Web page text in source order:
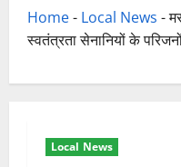
Home- Local News -
स्वतंत्रता सेनानियों के
Local News